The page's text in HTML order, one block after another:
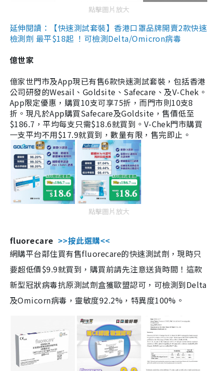
點擊圖片放大
延伸閱讀：【快速測試套裝】香港口罩品牌開賣2款快速
檢測劑 最平$18起 ！可檢測Delta/Omicron病毒
億世家
億家世門市及App現已有售6款快速測試套裝，包括香港
公司研發的Wesail、Goldsite、Safecare、及V-Chek。
App限定優惠，購買10支可享75折，而門市則10支8
折。現凡於App購買Safecare及Goldsite，售價低至
$186.7，平均每支只需$18.6就買到。V-Chek門市購買
一支平均不用$17.9就買到，數量有限，售完即止。
點擊圖片放大
fluorecare >>按此選購<<
網購平台鄰住買有售fluorecare的快速測試劑，現時只
要超低價$9.9就買到，購買前請先注意送貨時間！這款
新型冠狀病毒抗原測試劑盒獲歐盟認可，可檢測到Delta
及Omicorn病毒，靈敏度92.2%，特異度100%。